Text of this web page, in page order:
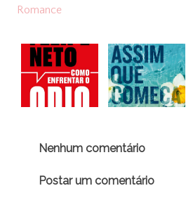
Romance
Nenhum comentário
Postar um comentário